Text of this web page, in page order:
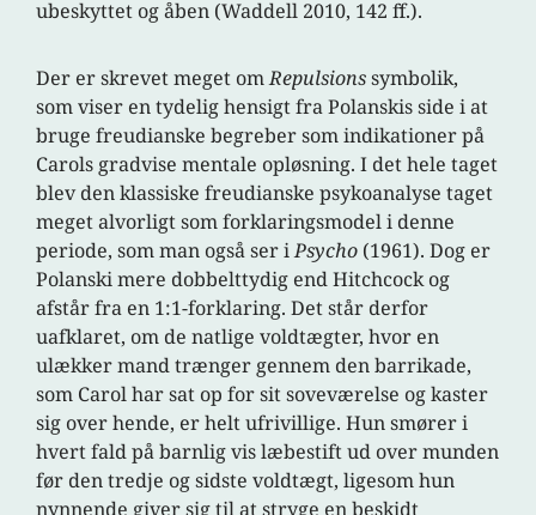
ubeskyttet og åben (Waddell 2010, 142 ff.).
Der er skrevet meget omRepulsionssymbolik,
som viser en tydelig hensigt fra Polanskis side i at
bruge freudianske begreber som indikationer på
Carols gradvise mentale opløsning. I det hele taget
blev den klassiske freudianske psykoanalyse taget
meget alvorligt som forklaringsmodel i denne
periode, som man også ser iPsycho (1961). Dog er
Polanski mere dobbelttydig end Hitchcock og
afstår fra en 1:1-forklaring. Det står derfor
uafklaret, om de natlige voldtægter, hvor en
ulækker mand trænger gennem den barrikade,
som Carol har sat op for sit soveværelse og kaster
sig over hende, er helt ufrivillige. Hun smører i
hvert fald på barnlig vis læbestift ud over munden
før den tredje og sidste voldtægt, ligesom hun
nynnende giver sig til at stryge en beskidt